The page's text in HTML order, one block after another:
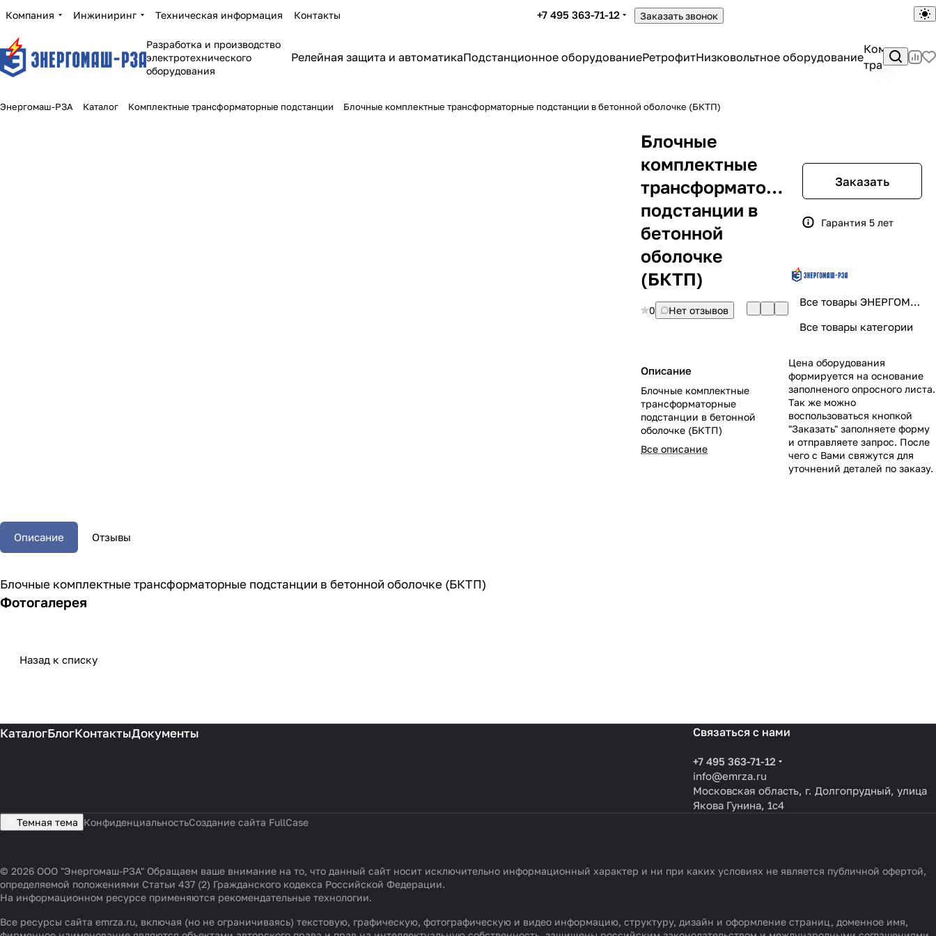
Компания Инжиниринг Техническая информация Контакты +7 495 363-71-12 Заказать звонок
Разработка и производство
электротехнического
оборудования
Релейная защита и автоматикаПодстанционное оборудованиеРетрофитНизковольтное оборудование
Энергомаш-РЗА Каталог Комплектные трансформаторные подстанции Блочные комплектные трансформаторные подстанции в бетонной оболочке (БКТП)
Блочные
комплектные
трансформаторные
подстанции в
бетонной
оболочке
(БКТП)
0 Нет отзывов
Описание
Блочные комплектные
трансформаторные
подстанции в бетонной
оболочке (БКТП)
Все описание
Заказать
Гарантия 5 лет
Все товары категории
Цена оборудования
формируется на основание
заполненого опросного листа.
Так же можно
воспользоваться кнопкой
"Заказать" заполняете форму
и отправляете запрос. После
чего с Вами свяжутся для
уточнений деталей по заказу.
Описание Отзывы
Блочные комплектные трансформаторные подстанции в бетонной оболочке (БКТП)
Фотогалерея
Назад к списку
КаталогБлогКонтактыДокументы Связаться с нами
+7 495 363-71-12
info@emrza.ru
Московская область, г. Долгопрудный, улица
Якова Гунина, 1с4
Темная тема КонфиденциальностьСоздание сайта FullCase
© 2026 ООО "Энергомаш-РЗА" Обращаем ваше внимание на то, что данный сайт носит исключительно информационный характер и ни при каких условиях не является публичной офертой,
определяемой положениями Статьи 437 (2) Гражданского кодекса Российской Федерации.
На информационном ресурсе применяются рекомендательные технологии.
Все ресурсы сайта emrza.ru, включая (но не ограничиваясь) текстовую, графическую, фотографическую и видео информацию, структуру, дизайн и оформление страниц, доменное имя,